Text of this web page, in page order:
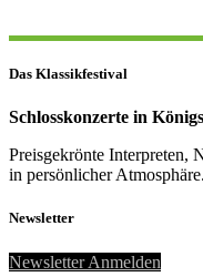
Das Klassikfestival
Schlosskonzerte in
Preisgekrönte Interpreten,
in persönlicher Atmosphäre.
Newsletter
Newsletter Anmelden